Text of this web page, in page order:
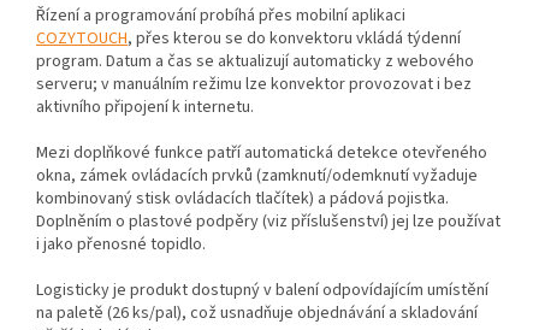
Řízení a programování probíhá přes mobilní aplikaci
COZYTOUCH, přes kterou se do konvektoru vkládá týdenní
program. Datum a čas se aktualizují automaticky z webového
serveru; v manuálním režimu lze konvektor provozovat i bez
aktivního připojení k internetu.
Mezi doplňkové funkce patří automatická detekce otevřeného
okna, zámek ovládacích prvků (zamknutí/odemknutí vyžaduje
kombinovaný stisk ovládacích tlačítek) a pádová pojistka.
Doplněním o plastové podpěry (viz příslušenství) jej lze používat
i jako přenosné topidlo.
Logisticky je produkt dostupný v balení odpovídajícím umístění
na paletě (26 ks/pal), což usnadňuje objednávání a skladování